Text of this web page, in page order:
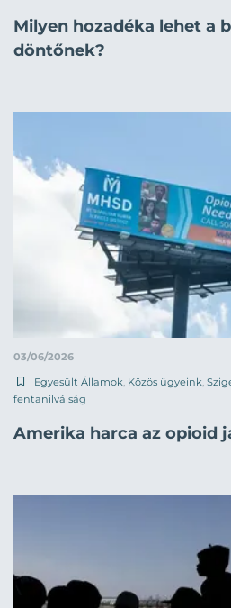
Milyen hozadéka lehet a
döntőnek?
03/06/2026
Egyesült Államok, Közös ügyeink,
fentanilválság
Amerika harca az opioid